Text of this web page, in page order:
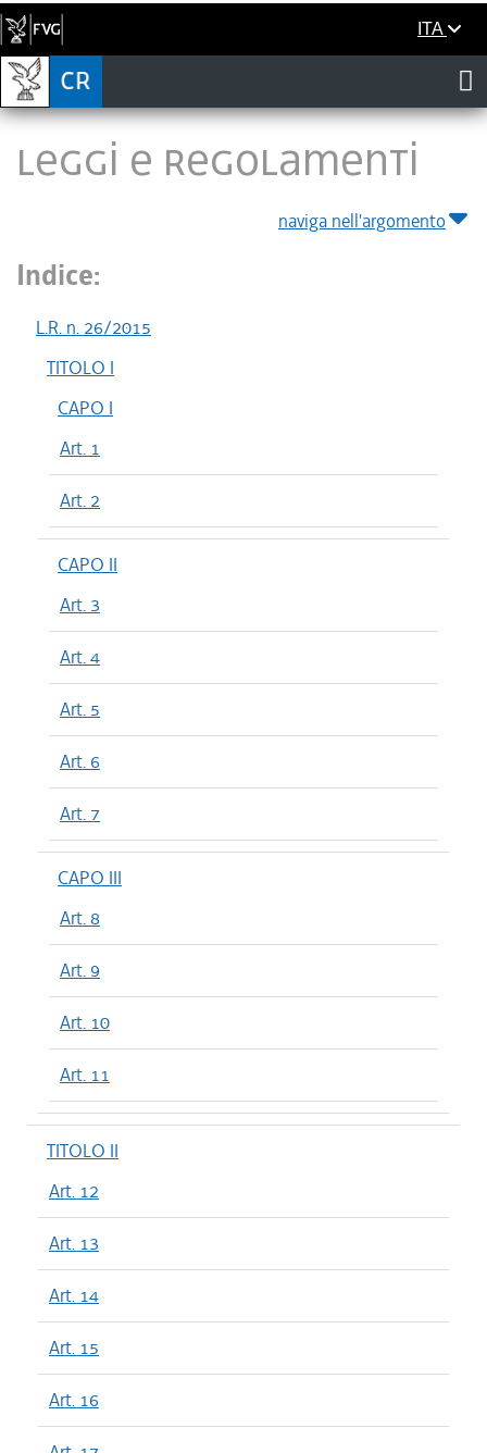
ITA
LEGGI E REGOLAMENTI
naviga nell'argomento
Indice:
L.R. n. 26/2015
TITOLO I
CAPO I
Art. 1
Art. 2
CAPO II
Art. 3
Art. 4
Art. 5
Art. 6
Art. 7
CAPO III
Art. 8
Art. 9
Art. 10
Art. 11
TITOLO II
Art. 12
Art. 13
Art. 14
Art. 15
Art. 16